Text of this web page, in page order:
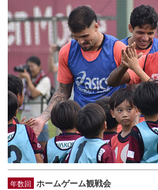
年数回 ホームゲーム観戦会